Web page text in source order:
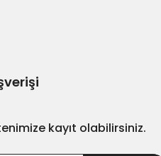
kayıt olabilirsiniz.